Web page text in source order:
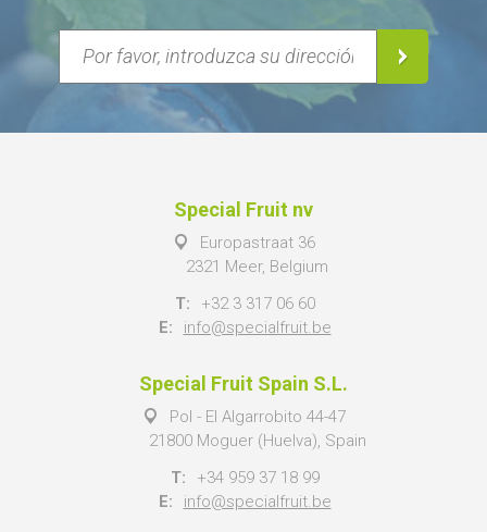
Special Fruit nv
Europastraat 36
2321 Meer, Belgium
T:
+32 3 317 06 60
E:
info@specialfruit.be
Special Fruit Spain S.L.
Pol - El Algarrobito 44-47
21800 Moguer (Huelva), Spain
T:
+34 959 37 18 99
E:
info@specialfruit.be